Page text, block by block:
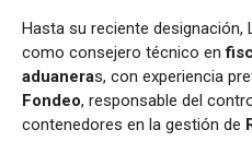
Hasta su reciente designación,
como consejero técnico en
aduaneras, con experiencia
Fondeo, responsable del
contenedores en la gestión de